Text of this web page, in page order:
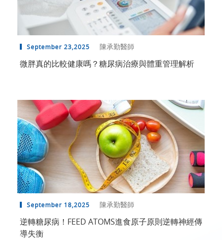
September 23,2025 陳承勤醫師
微胖真的比較健康嗎？糖尿病治療與體重管理解析
September 18,2025 陳承勤醫師
逆轉糖尿病！FEED ATOMS進食原子原則逆轉神經傳
導失衡